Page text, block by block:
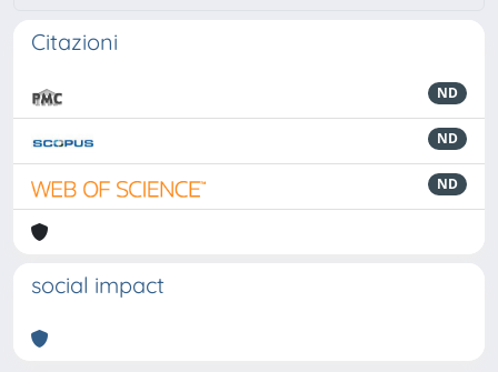
Citazioni
ND
ND
ND
social impact